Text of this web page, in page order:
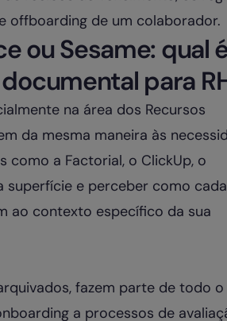
offboarding de um colaborador.
ou Sesame: qual
para
na área dos Recursos
da mesma maneira às
como a Factorial, o ClickUp, o
superfície e perceber como
ao contexto específico da sua
fazem parte de todo o
a processos de